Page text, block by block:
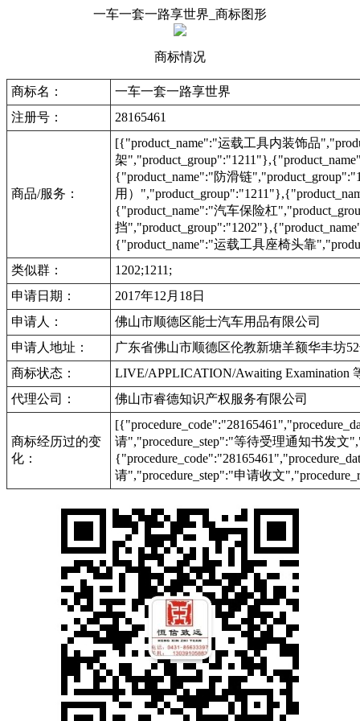
一车一套一路享世界_商标图形
商标情况
商标名：
一车一套一路享世界
注册号：
28165461
商品/服务：
[{"product_name":"运载工具内装饰品
架
{"product_name":"防滑链
用）
{"product_name":"汽车保险杠
挡
{"product_name":"运载工具座椅头靠
类似群：
1202;1211;
申请日期：
2017年12月18日
申请人：
佛山市顺德区能士汽车用品有限公司
申请人地址：
广东省佛山市顺德区伦教新塘羊额华丰坊
商标状态：
LIVE/APPLICATION/Awaiting Examination
代理公司：
佛山市睿德知识产权服务有限公司
商标经历过的变
化：
请","procedure_step":"等待受理通知书发文
请","procedure_step":"申请收文